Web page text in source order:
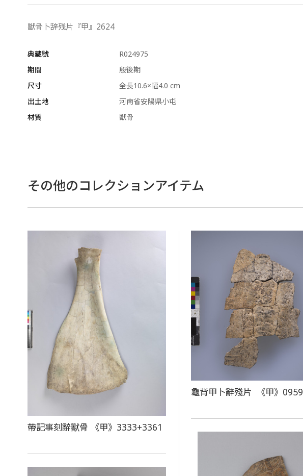
獣骨卜辞残片『甲』2624
典藏號
R024975
期間
殷後期
尺寸
全長10.6×幅4.0 cm
出土地
河南省安陽県小屯
材質
獣骨
その他のコレクションアイテム
帶記事刻辭獸骨 《甲》3333+3361
龜背甲卜辭殘片 《甲》0959